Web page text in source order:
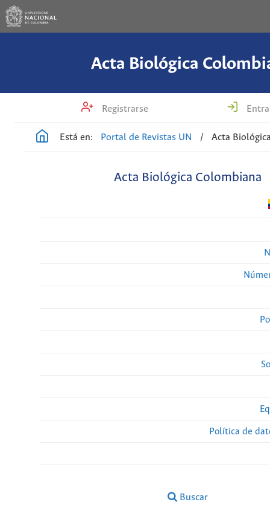
Acta Biológica
Registrarse
Está en: Portal de Revistas UN / Acta
Acta Biológica Colombiana
Política de
Buscar